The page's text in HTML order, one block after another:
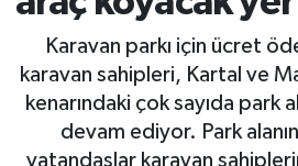
Karavan parkı için ücret
karavan sahipleri, Kartal ve
kenarındaki çok sayıda park
devam ediyor. Park
vatandaşlar karavan
Lojistik
Otovitrin
Asayiş
Son Dakika Haberleri
Haber Arşivi